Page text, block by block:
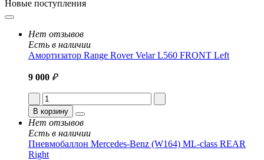
Новые поступления
Нет отзывов
Есть в наличии
Амортизатор Range Rover Velar L560 FRONT Left
9 000 ₽
В корзину
Нет отзывов
Есть в наличии
Пневмобаллон Mercedes-Benz (W164) ML-class REAR
Right